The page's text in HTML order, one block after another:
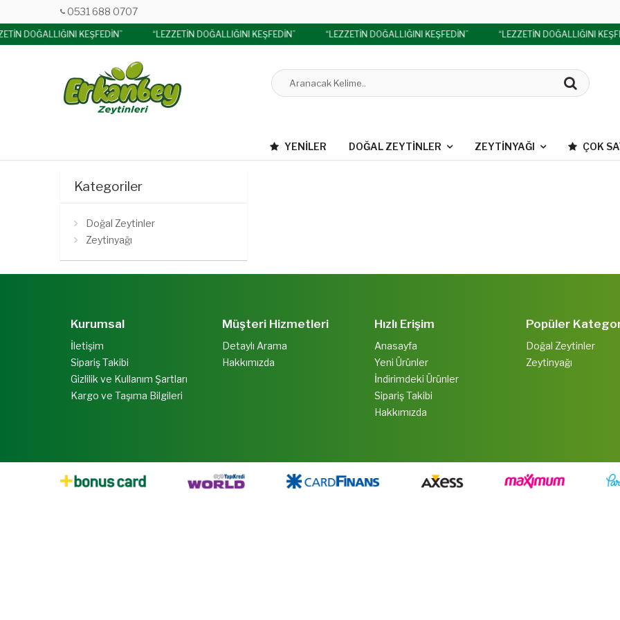
0531 688 0707
DOĞALLIĞINI KEŞFEDİN” “LEZZETİN DOĞALLIĞINI KEŞFEDİN” “LEZZETİN DOĞALLIĞINI KEŞFEDİN” “LEZZETİN DOĞALLIĞINI
YENILER DOĞAL ZEYTINLER ZEYTINYAĞI ÇOK
Kategoriler
Doğal Zeytinler
Zeytinyağı
Kurumsal
İletişim
Sipariş Takibi
Gizlilik ve Kullanım Şartları
Kargo ve Taşıma Bilgileri
Müşteri Hizmetleri
Detaylı Arama
Hakkımızda
Hızlı Erişim
Anasayfa
Yeni Ürünler
İndirimdeki Ürünler
Sipariş Takibi
Hakkımızda
Popüler
Doğal Zeytinler
Zeytinyağı